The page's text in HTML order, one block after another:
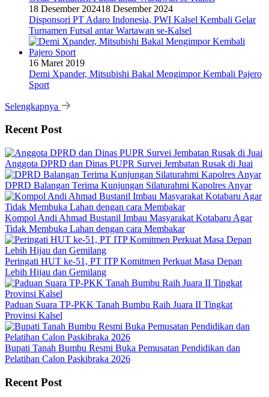
18 Desember 202418 Desember 2024
Disponsori PT Adaro Indonesia, PWI Kalsel Kembali Gelar
Turnamen Futsal antar Wartawan se-Kalsel
16 Maret 2019
Demi Xpander, Mitsubishi Bakal Mengimpor Kembali Pajero
Sport
Selengkapnya
Recent Post
Anggota DPRD dan Dinas PUPR Survei Jembatan Rusak di Juai
DPRD Balangan Terima Kunjungan Silaturahmi Kapolres Anyar
Kompol Andi Ahmad Bustanil Imbau Masyarakat Kotabaru Agar
Tidak Membuka Lahan dengan cara Membakar
Peringati HUT ke-51, PT ITP Komitmen Perkuat Masa Depan
Lebih Hijau dan Gemilang
Paduan Suara TP-PKK Tanah Bumbu Raih Juara II Tingkat
Provinsi Kalsel
Bupati Tanah Bumbu Resmi Buka Pemusatan Pendidikan dan
Pelatihan Calon Paskibraka 2026
Recent Post